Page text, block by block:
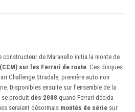
constructeur de Maranello initia la monte de
sur les Ferrari de route . Ces disques
Challenge Stradale, première auto non
Disponibles ensuite sur l’ensemble de la
se produit dès 2008 quand Ferrari décida
seraient désormais montés de série sur